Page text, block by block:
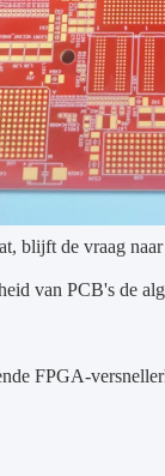
blijft de vraag
van PCB's de
FPGA-